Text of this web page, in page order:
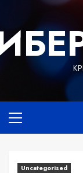
содержимому
меню
Uncategorised